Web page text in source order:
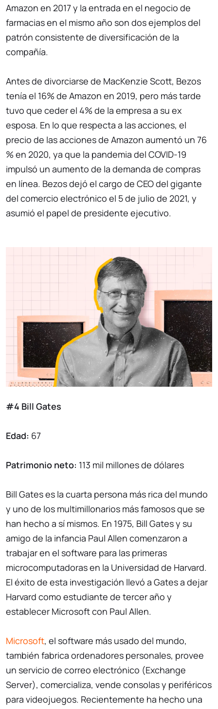
Amazon en 2017 y la entrada en el negocio de
farmacias en el mismo año son dos ejemplos del
patrón consistente de diversificación de la
compañía.
Antes de divorciarse de MacKenzie Scott, Bezos
tenía el 16% de Amazon en 2019, pero más tarde
tuvo que ceder el 4% de la empresa a su ex
esposa. En lo que respecta a las acciones, el
precio de las acciones de Amazon aumentó un 76
% en 2020, ya que la pandemia del COVID-19
impulsó un aumento de la demanda de compras
en línea. Bezos dejó el cargo de CEO del gigante
del comercio electrónico el 5 de julio de 2021, y
asumió el papel de presidente ejecutivo.
#4 Bill Gates
Edad: 67
Patrimonio neto: 113 mil millones de dólares
Bill Gates es la cuarta persona más rica del mundo
y uno de los multimillonarios más famosos que se
han hecho a sí mismos. En 1975, Bill Gates y su
amigo de la infancia Paul Allen comenzaron a
trabajar en el software para las primeras
microcomputadoras en la Universidad de Harvard.
El éxito de esta investigación llevó a Gates a dejar
Harvard como estudiante de tercer año y
establecer Microsoft con Paul Allen.
Microsoft, el software más usado del mundo,
también fabrica ordenadores personales, provee
un servicio de correo electrónico (Exchange
Server), comercializa, vende consolas y periféricos
para videojuegos. Recientemente ha hecho una